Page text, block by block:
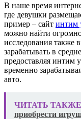
В наше время
где девушки
пример – сайт интим
можно найти
исследования также
зарабатывать в
предоставляя интим
временно
авто.
ЧИТАТЬ
приобрести